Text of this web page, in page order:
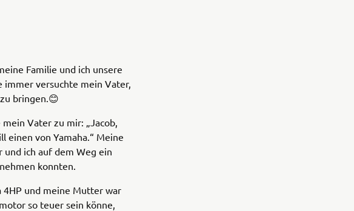
Familie und ich unsere
immer versuchte mein Vater,
bringen.😊
Vater zu mir: „Jacob,
einen von Yamaha.“ Meine
ich auf dem Weg ein
konnten.
4HP und meine Mutter war
so teuer sein könne,